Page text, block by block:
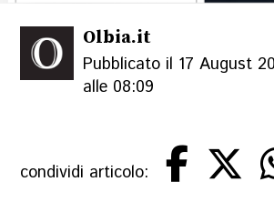
Olbia.it
Pubblicato il 17 August
alle 08:09
condividi articolo: